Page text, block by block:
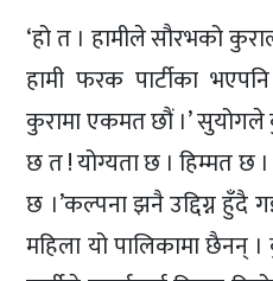
‘हो त । हामीले सौरभको
हामी फरक पार्टीका
कुरामा एकमत छौं ।’ सुयोगले
छ त ! योग्यता छ । हिम्मत छ
छ ।’कल्पना झनै उद्दिग्न हुँदै
महिला यो पालिकामा छैनन्